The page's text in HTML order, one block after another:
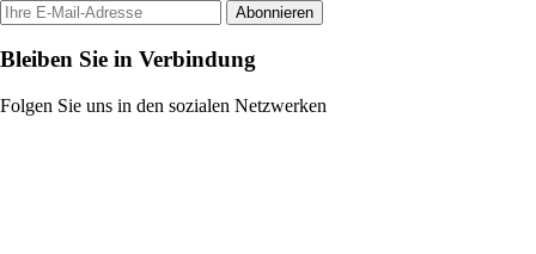
Abonnieren
Bleiben Sie in Verbindung
Folgen Sie uns in den sozialen Netzwerken